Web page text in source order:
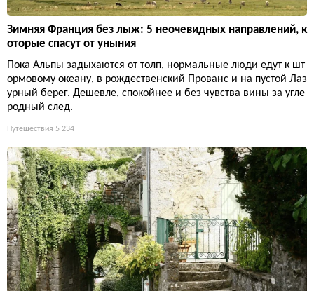
Зимняя Франция без лыж: 5 неочевидных направлений, к
оторые спасут от уныния
Пока Альпы задыхаются от толп, нормальные люди едут к шт
ормовому океану, в рождественский Прованс и на пустой Лаз
урный берег. Дешевле, спокойнее и без чувства вины за угле
родный след.
Путешествия 5 234